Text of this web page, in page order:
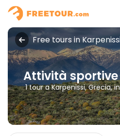
Free tours in
Attività
1 tour a Karpenissi, Grecia,